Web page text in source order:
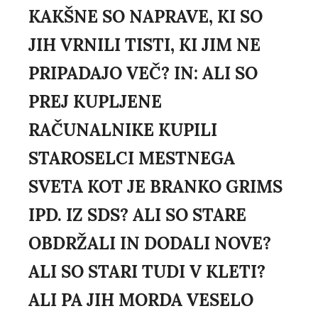
KAKŠNE SO NAPRAVE, KI SO
JIH VRNILI TISTI, KI JIM NE
PRIPADAJO VEČ? IN: ALI SO
PREJ KUPLJENE
RAČUNALNIKE KUPILI
STAROSELCI MESTNEGA
SVETA KOT JE BRANKO GRIMS
IPD. IZ SDS? ALI SO STARE
OBDRŽALI IN DODALI NOVE?
ALI SO STARI TUDI V KLETI?
ALI PA JIH MORDA VESELO